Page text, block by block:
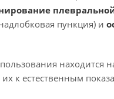
пункция) и
находится
естественным